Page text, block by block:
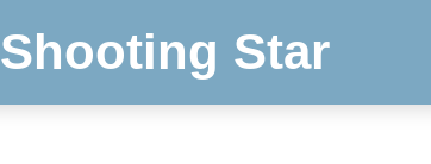
Shooting Star